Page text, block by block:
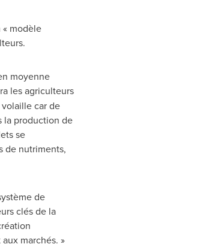
modèle
moyenne
les agriculteurs
car de
la production de
se
de nutriments,
de
clés de la
marchés. »